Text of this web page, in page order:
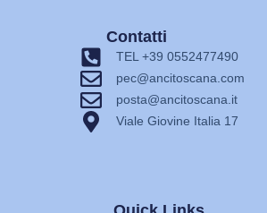
Contatti
TEL +39 0552477490
pec@ancitoscana.com
posta@ancitoscana.it
Viale Giovine Italia 17